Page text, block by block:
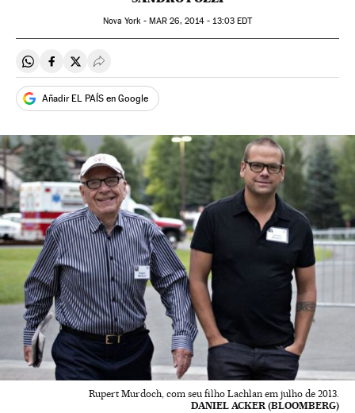
Nova York - MAR 26, 2014 - 13:03EDT
Compartir en Whatsapp
Compartir en Facebook
Compartir en Twitter
Desplegar Redes Sociales
Añadir EL PAÍS en Google
Rupert Murdoch, com seu filho Lachlan em julho de 2013.
DANIEL ACKER (BLOOMBERG)